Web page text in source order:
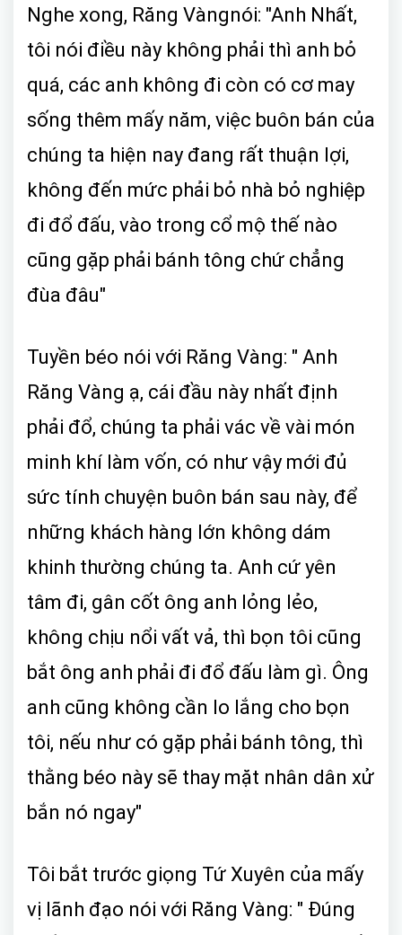
Nghe xong, Răng Vàngnói: "Anh Nhất,
tôi nói điều này không phải thì anh bỏ
quá, các anh không đi còn có cơ may
sống thêm mấy năm, việc buôn bán của
chúng ta hiện nay đang rất thuận lợi,
không đến mức phải bỏ nhà bỏ nghiệp
đi đổ đấu, vào trong cổ mộ thế nào
cũng gặp phải bánh tông chứ chẳng
đùa đâu"
Tuyền béo nói với Răng Vàng: " Anh
Răng Vàng ạ, cái đầu này nhất định
phải đổ, chúng ta phải vác về vài món
minh khí làm vốn, có như vậy mới đủ
sức tính chuyện buôn bán sau này, để
những khách hàng lớn không dám
khinh thường chúng ta. Anh cứ yên
tâm đi, gân cốt ông anh lỏng lẻo,
không chịu nổi vất vả, thì bọn tôi cũng
bắt ông anh phải đi đổ đấu làm gì. Ông
anh cũng không cần lo lắng cho bọn
tôi, nếu như có gặp phải bánh tông, thì
thằng béo này sẽ thay mặt nhân dân xử
bắn nó ngay"
Tôi bắt trước giọng Tứ Xuyên của mấy
vị lãnh đạo nói với Răng Vàng: " Đúng